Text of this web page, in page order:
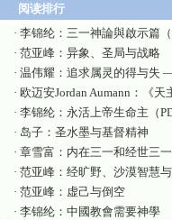
阅读排行
· 李锦纶：三一神論與啟示篇
· 范亚峰：异象、圣局与战略
· 温伟耀：追求属灵的得与失
· 欧迈安Jordan Aumann：《天
· 李锦纶：永活上帝生命主（
· 岛子：圣水墨与基督精神
· 章雪富：内在三一和经世三
· 范亚峰：经旷野、沙漠智慧
· 范亚峰：虚己与倒空
· 李锦纶：中國教會需要神學